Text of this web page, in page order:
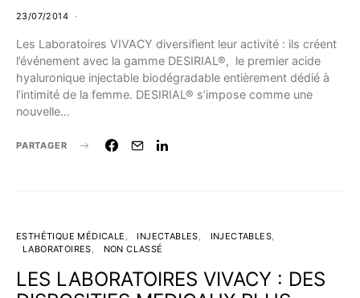
23/07/2014
Les Laboratoires VIVACY diversifient leur activité : ils créent
l’événement avec la gamme DESIRIAL®, le premier acide
hyaluronique injectable biodégradable entièrement dédié à
l’intimité de la femme. DESIRIAL® s’impose comme une
nouvelle…
PARTAGER
ESTHÉTIQUE MÉDICALE INJECTABLES
INJECTABLES
LABORATOIRES
NON CLASSÉ
LES LABORATOIRES VIVACY : DES